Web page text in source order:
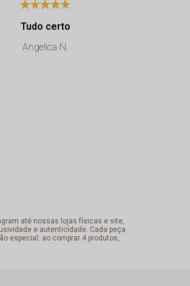
Tudo certo
Angelica N.
até nossas lojas físicas e site,
e autenticidade. Cada peça
especial: ao comprar 4 produtos,